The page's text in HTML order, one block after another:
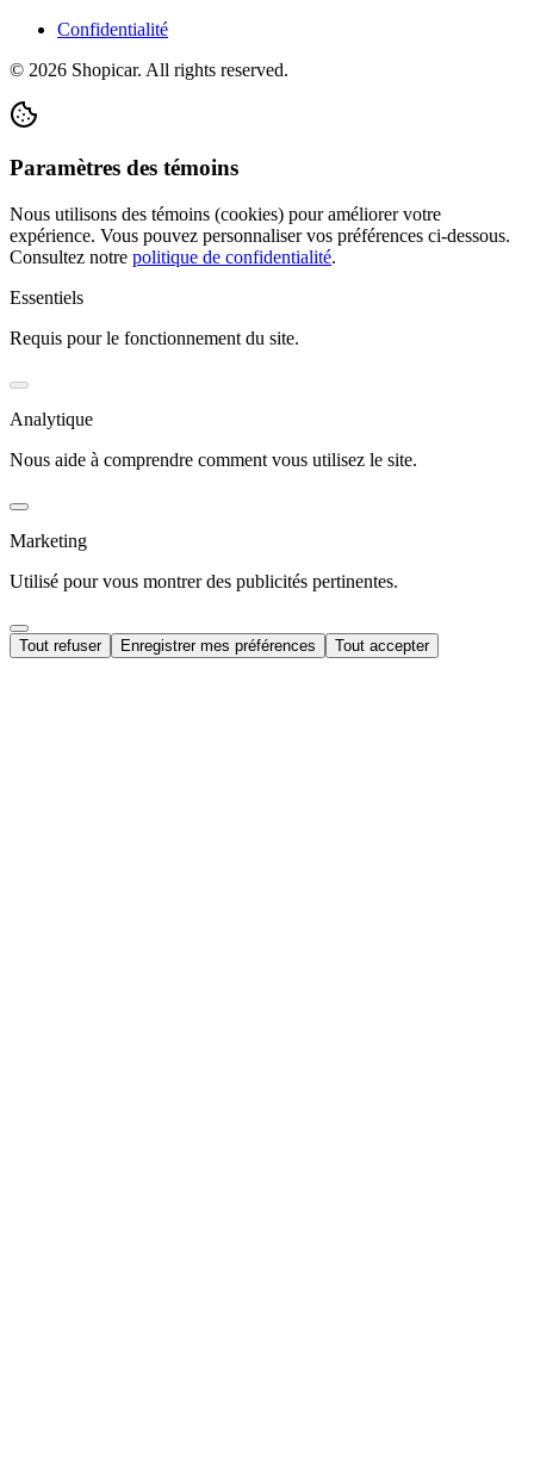
Confidentialité
© 2026 Shopicar. All rights reserved.
Paramètres des témoins
Nous utilisons des témoins (cookies) pour améliorer votre
expérience. Vous pouvez personnaliser vos préférences ci-dessous.
Consultez notre politique de confidentialité.
Essentiels
Requis pour le fonctionnement du site.
Analytique
Nous aide à comprendre comment vous utilisez le site.
Marketing
Utilisé pour vous montrer des publicités pertinentes.
Tout refuser Enregistrer mes préférences Tout accepter